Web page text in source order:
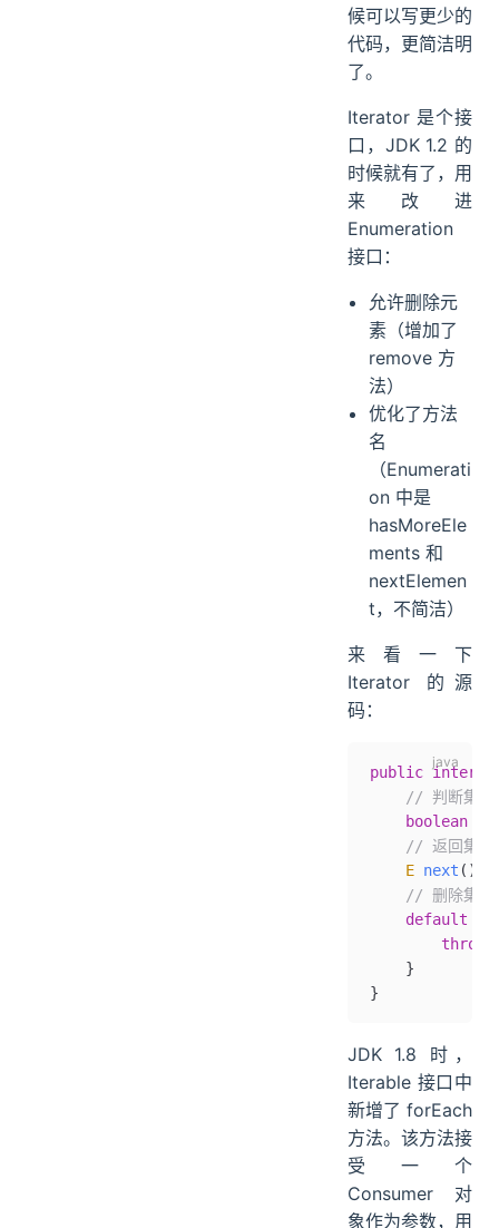
候可以写更少的
代码，更简洁明
了。
Iterator 是个接
口，JDK 1.2 的
时候就有了，用
来改进
Enumeration
接口：
允许删除元
素（增加了
remove 方
法）
优化了方法
名
（Enumerati
on 中是
hasMoreEle
ments 和
nextElemen
t，不简洁）
来看一下
Iterator 的源
码：
public
// 判断集合
    boolean
// 返回集合
    E
next ();
// 删除集合
    default
        throw
    }
}
JDK 1.8 时，
Iterable 接口中
新增了 forEach
方法。该方法接
受一个
Consumer 对
象作为参数，用